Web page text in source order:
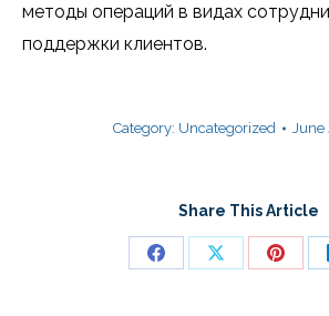
методы операций в видах
поддержки клиентов.
Category: Uncategorized June
Share This Article